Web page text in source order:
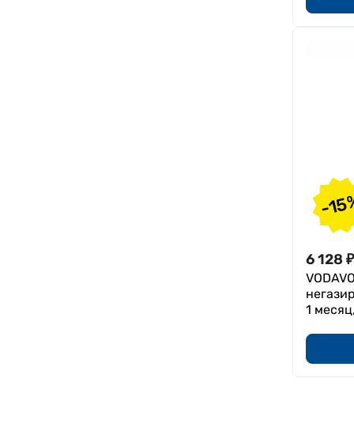
-
6 128 ₽
1